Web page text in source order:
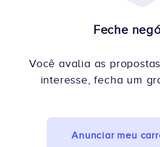
Feche
Você avalia as
interesse, fecha um
Anunciar meu